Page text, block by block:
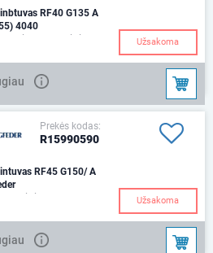
RF40 G135 A
4040
svirtis -
- 120 x 55 Svoris -
D value (kN
Užsakoma
Prekės kodas:
R15990590
RF45 G150/ A
Svirties valdymas –
48,35kg D (kN) - 137
Užsakoma